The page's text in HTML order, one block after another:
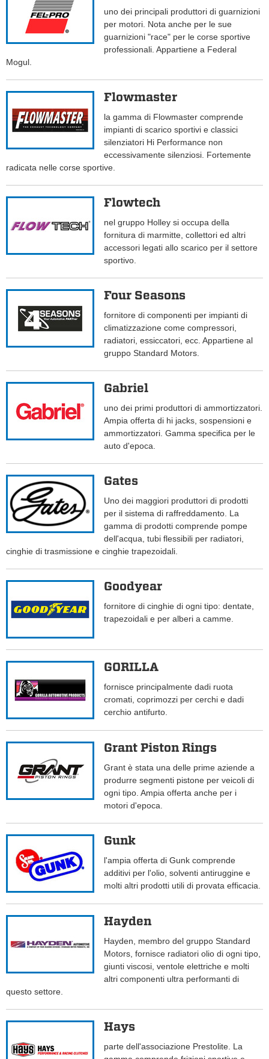
uno dei principali produttori di guarnizioni
per motori. Nota anche per le sue
guarnizioni "race" per le corse sportive
professionali. Appartiene a Federal
Mogul.
Flowmaster
la gamma di Flowmaster comprende
impianti di scarico sportivi e classici
silenziatori Hi Performance non
eccessivamente silenziosi. Fortemente
radicata nelle corse sportive.
Flowtech
nel gruppo Holley si occupa della
fornitura di marmitte, collettori ed altri
accessori legati allo scarico per il settore
sportivo.
Four Seasons
fornitore di componenti per impianti di
climatizzazione come compressori,
radiatori, essiccatori, ecc. Appartiene al
gruppo Standard Motors.
Gabriel
uno dei primi produttori di ammortizzatori.
Ampia offerta di hi jacks, sospensioni e
ammortizzatori. Gamma specifica per le
auto d'epoca.
Gates
Uno dei maggiori produttori di prodotti
per il sistema di raffreddamento. La
gamma di prodotti comprende pompe
dell'acqua, tubi flessibili per radiatori,
cinghie di trasmissione e cinghie trapezoidali.
Goodyear
fornitore di cinghie di ogni tipo: dentate,
trapezoidali e per alberi a camme.
GORILLA
fornisce principalmente dadi ruota
cromati, coprimozzi per cerchi e dadi
cerchio antifurto.
Grant Piston Rings
Grant è stata una delle prime aziende a
produrre segmenti pistone per veicoli di
ogni tipo. Ampia offerta anche per i
motori d'epoca.
Gunk
l'ampia offerta di Gunk comprende
additivi per l'olio, solventi antiruggine e
molti altri prodotti utili di provata efficacia.
Hayden
Hayden, membro del gruppo Standard
Motors, fornisce radiatori olio di ogni tipo,
giunti viscosi, ventole elettriche e molti
altri componenti ultra performanti di
questo settore.
Hays
parte dell'associazione Prestolite. La